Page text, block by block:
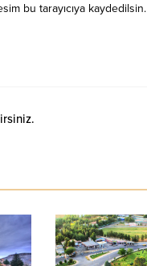
bu tarayıcıya kaydedilsin.